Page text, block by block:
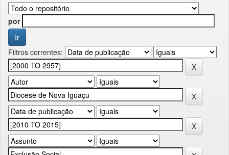
por
Filtros correntes: